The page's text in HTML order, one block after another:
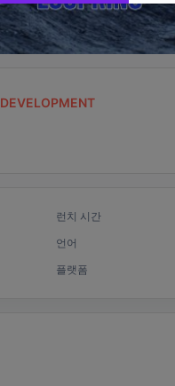
DEVELOPMENT
런치 시간
언어
플랫폼